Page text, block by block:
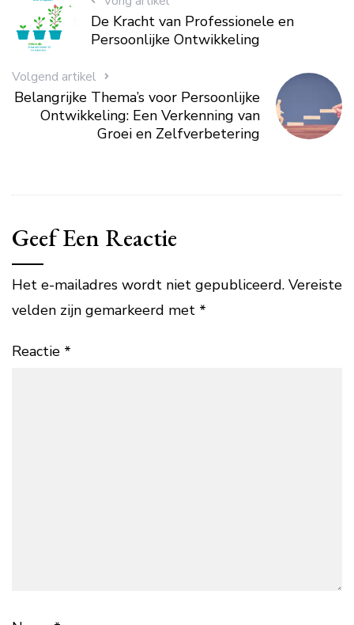
De Kracht van Professionele en
Persoonlijke Ontwikkeling
Volgend artikel
Belangrijke Thema’s voor Persoonlijke
Ontwikkeling: Een Verkenning van
Groei en Zelfverbetering
Geef Een Reactie
Het e-mailadres wordt niet gepubliceerd. Vereiste
velden zijn gemarkeerd met *
Reactie *